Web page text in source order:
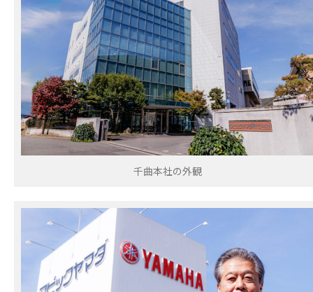
千曲本社の外観